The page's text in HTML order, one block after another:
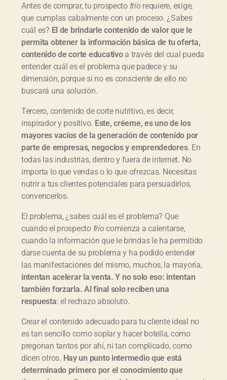
Antes de comprar, tu prospecto frío requiere, exige,
que cumplas cabalmente con un proceso. ¿Sabes
cuál es? El de brindarle contenido de valor que le
permita obtener la información básica de tu oferta,
contenido de corte educativoa través del cual pueda
entender cuál es el problema que padece y su
dimensión, porque si no es consciente de ello no
buscará una solución.
Tercero, contenido de corte nutritivo, es decir,
inspirador y positivo. Este, créeme, es uno de los
mayores vacíos de la generación de contenido por
parte de empresas, negocios y emprendedores. En
todas las industrias, dentro y fuera de internet. No
importa lo que vendas o lo que ofrezcas. Necesitas
nutrir a tus clientes potenciales para persuadirlos,
convencerlos.
El problema, ¿sabes cuál es el problema? Que
cuando el prospecto fríocomienza a calentarse,
cuando la información que le brindas le ha permitido
darse cuenta de su problema y ha podido entender
las manifestaciones del mismo, muchos, la mayoría,
intentan acelerar la venta. Y no solo eso: intentan
también forzarla. Al final solo reciben una
respuesta: el rechazo absoluto.
Crear el contenido adecuado para tu cliente ideal no
es tan sencillo como soplar y hacer botella, como
pregonan tantos por ahí, ni tan complicado, como
dicen otros. Hay un punto intermedio que está
determinado primero por el conocimiento que